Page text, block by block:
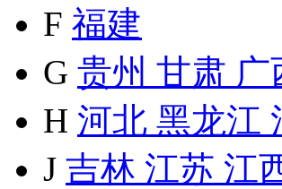
F 福建
G 贵州 甘肃 广
H 河北 黑龙江
J 吉林 江苏 江